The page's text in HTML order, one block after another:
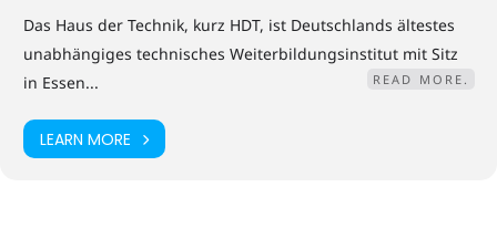
Das Haus der Technik, kurz HDT, ist Deutschlands ältestes
unabhängiges technisches Weiterbildungsinstitut mit Sitz
in Essen...
READ MORE.
LEARN MORE